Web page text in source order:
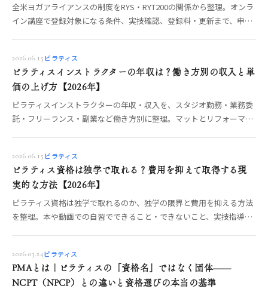
全米ヨガアライアンスの制度をRYS・RYT200の関係から整理。オンラ
イン講座で登録対象になる条件、実技確認、登録料・更新まで、申請
2026.06.15 ピラティス
ピラティスインストラクターの年収は？働き方別の収入と単
価の上げ方【2026年】
ピラティスインストラクターの年収・収入を、スタジオ勤務・業務委
託・フリーランス・副業など働き方別に整理。マットとリフォーマー
2026.06.15 ピラティス
ピラティス資格は独学で取れる？費用を抑えて取得する現
実的な方法【2026年】
ピラティス資格は独学で取れるのか、独学の限界と費用を抑える方法
を整理。本や動画での自習でできること・できないこと、実技指導を
2026.03.24ピラティス
PMAとは｜ピラティスの「資格名」ではなく団体——
NCPT（NPCP）との違いと資格選びの本当の基準